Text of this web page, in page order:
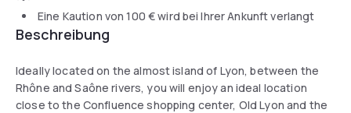
Eine Kaution von100 €wird bei Ihrer Ankunft verlangt
Beschreibung
Ideally located on the almost island of Lyon, between the
Rhône and Saône rivers, you will enjoy an ideal location
close to the Confluence shopping center, Old Lyon and the